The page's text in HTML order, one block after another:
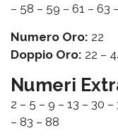
– 58 – 59 – 61 – 63
Numero Oro: 22
Doppio Oro: 22 –
Numeri
2 – 5 – 9 – 13 – 30
– 83 – 88